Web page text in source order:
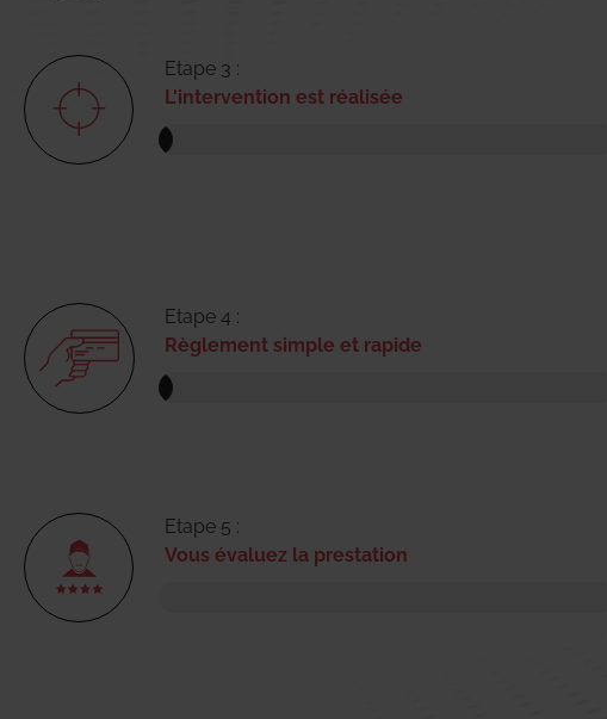
Etape 3 :
L'intervention est réalisée
Etape 4 :
Règlement simple et rapide
Etape 5 :
Vous évaluez la prestation